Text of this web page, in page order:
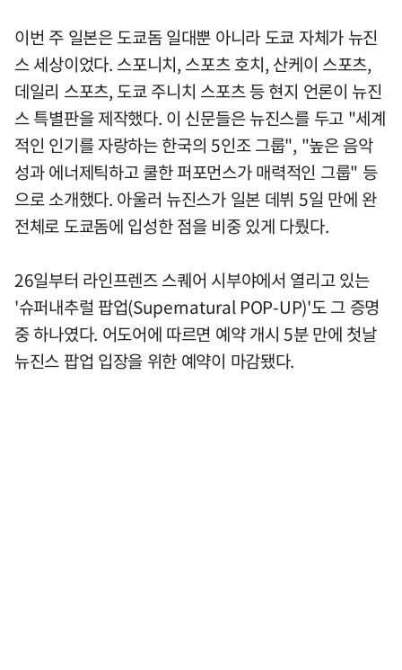
이번 주 일본은 도쿄돔 일대뿐 아니라 도쿄 자체가 뉴진
스 세상이었다. 스포니치, 스포츠 호치, 산케이 스포츠,
데일리 스포츠, 도쿄 주니치 스포츠 등 현지 언론이 뉴진
스 특별판을 제작했다. 이 신문들은 뉴진스를 두고 "세계
적인 인기를 자랑하는 한국의 5인조 그룹", "높은 음악
성과 에너제틱하고 쿨한 퍼포먼스가 매력적인 그룹" 등
으로 소개했다. 아울러 뉴진스가 일본 데뷔 5일 만에 완
전체로 도쿄돔에 입성한 점을 비중 있게 다뤘다.
26일부터 라인프렌즈 스퀘어 시부야에서 열리고 있는
'슈퍼내추럴 팝업(Supernatural POP-UP)'도 그 증명
중 하나였다. 어도어에 따르면 예약 개시 5분 만에 첫날
뉴진스 팝업 입장을 위한 예약이 마감됐다.